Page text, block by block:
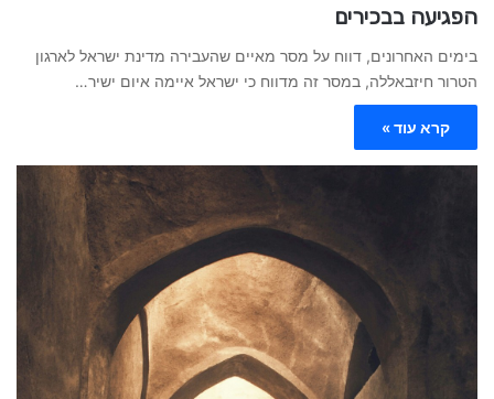
הפגיעה בבכירים
בימים האחרונים, דווח על מסר מאיים שהעבירה מדינת ישראל לארגון
הטרור חיזבאללה, במסר זה מדווח כי ישראל איימה איום ישיר…
קרא עוד »